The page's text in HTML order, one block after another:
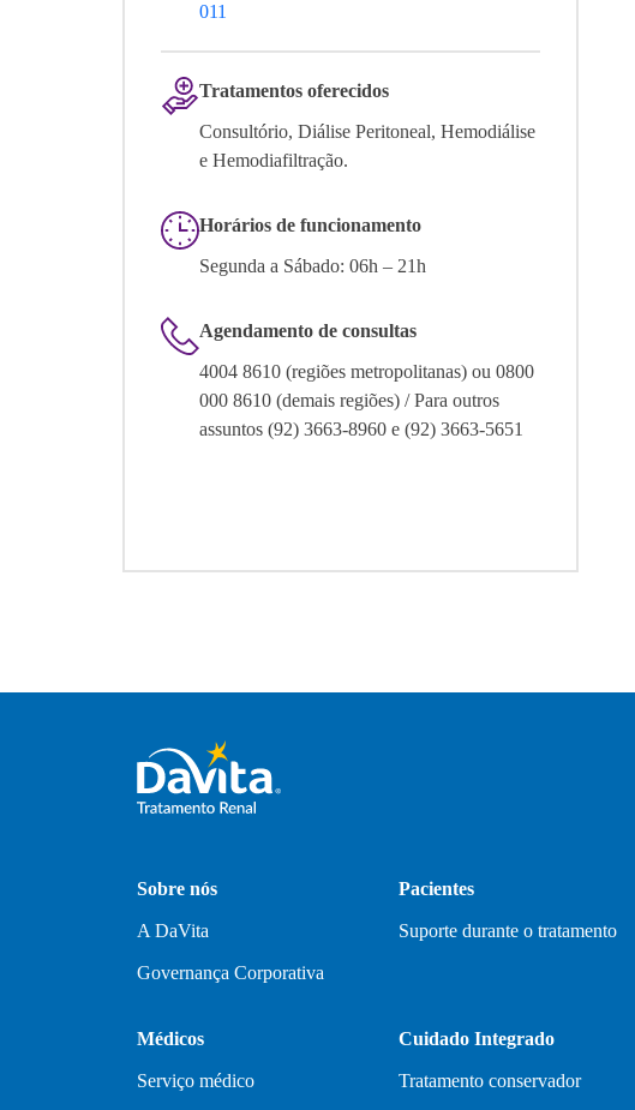
011
Tratamentos oferecidos
Consultório, Diálise Peritoneal, Hemodiálise
e Hemodiafiltração.
Horários de funcionamento
Segunda a Sábado: 06h – 21h
Agendamento de consultas
4004 8610 (regiões metropolitanas) ou 0800
000 8610 (demais regiões) / Para outros
assuntos (92) 3663-8960 e (92) 3663-5651
Sobre nós
A DaVita
Governança Corporativa
Pacientes
Suporte durante o tratamento
Médicos
Serviço médico
Cuidado Integrado
Tratamento conservador